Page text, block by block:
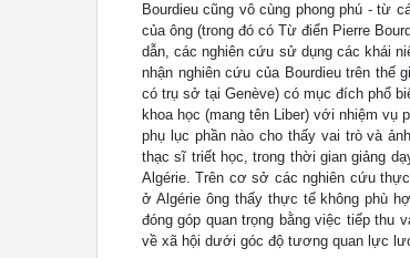
Bourdieu cũng vô cùng phong phú - từ
của ông (trong đó có Từ điển Pierre
dẫn, các nghiên cứu sử dụng các khái
nhận nghiên cứu của Bourdieu trên thế
có trụ sở tại Genève) có mục đích phổ
khoa học (mang tên Liber) với nhiệm
phụ lục phần nào cho thấy vai trò và
thạc sĩ triết học, trong thời gian giảng
Algérie. Trên cơ sở các nghiên cứu
ở Algérie ông thấy thực tế không phù
đóng góp quan trọng bằng việc tiếp thu
về xã hội dưới góc độ tương quan lực